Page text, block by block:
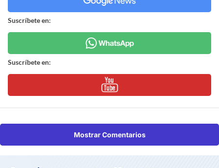
Suscríbete en:
Suscríbete en:
Mostrar Comentarios